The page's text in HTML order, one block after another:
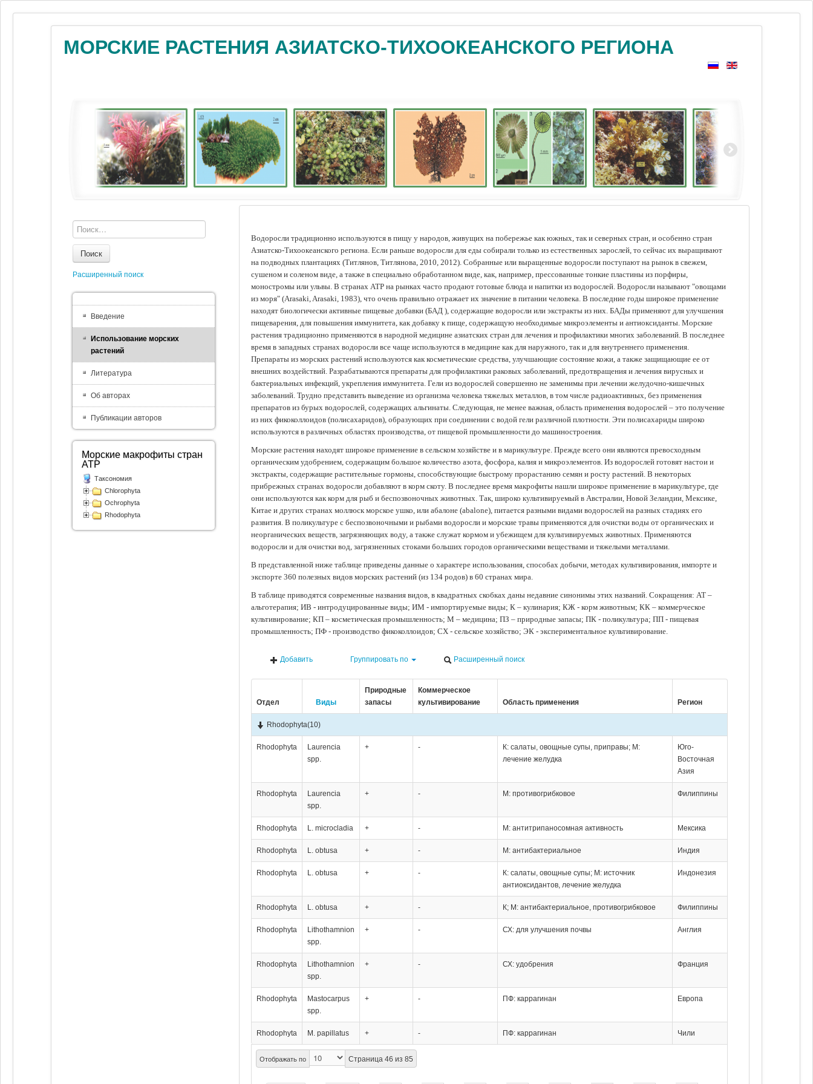
МОРСКИЕ РАСТЕНИЯ АЗИАТСКО-ТИХООКЕАНСКОГО РЕГИОНА
Водоросли традиционно используются в пищу у народов, живущих на побережье как южных, так и северных стран, и особенно стран
Азиатско-Тихоокеанского региона. Если раньше водоросли для еды собирали только из естественных зарослей, то сейчас их выращивают
на подводных плантациях (Tитлянов, Титлянова, 2010, 2012). Собранные или выращенные водоросли поступают на рынок в свежем,
сушеном и соленом виде, а также в специально обработанном виде, как, например, прессованные тонкие пластины из порфиры,
моностромы или ульвы. В странах АТР на рынках часто продают готовые блюда и напитки из водорослей. Водоросли называют "овощами
из моря" (Arasaki, Arasaki, 1983), что очень правильно отражает их значение в питании человека. В последние годы широкое применение
находят биологически активные пищевые добавки (БАД ), содержащие водоросли или экстракты из них. БАДы применяют для улучшения
пищеварения, для повышения иммунитета, как добавку к пище, содержащую необходимые микроэлементы и антиоксиданты. Морские
растения традиционно применяются в народной медицине азиатских стран для лечения и профилактики многих заболеваний. В последнее
время в западных странах водоросли все чаще используются в медицине как для наружного, так и для внутреннего применения.
Препараты из морских растений используются как косметические средства, улучшающие состояние кожи, а также защищающие ее от
внешних воздействий. Разрабатываются препараты для профилактики раковых заболеваний, предотвращения и лечения вирусных и
бактериальных инфекций, укрепления иммунитета. Гели из водорослей совершенно не заменимы при лечении желудочно-кишечных
заболеваний. Трудно представить выведение из организма человека тяжелых металлов, в том числе радиоактивных, без применения
препаратов из бурых водорослей, содержащих альгинаты. Следующая, не менее важная, область применения водорослей – это получение
из них фикоколлоидов (полисахаридов), образующих при соединении с водой гели различной плотности. Эти полисахариды широко
используются в различных областях производства, от пищевой промышленности до машиностроения.
Морские растения находят широкое применение в сельском хозяйстве и в марикультуре. Прежде всего они являются превосходным
органическим удобрением, содержащим большое количество азота, фосфора, калия и микроэлементов. Из водорослей готовят настои и
экстракты, содержащие растительные гормоны, способствующие быстрому прорастанию семян и росту растений. В некоторых
прибрежных странах водоросли добавляют в корм скоту. В последнее время макрофиты нашли широкое применение в марикультуре, где
они используются как корм для рыб и беспозвоночных животных. Так, широко культивируемый в Австралии, Новой Зеландии, Мексике,
Китае и других странах моллюск морское ушко, или абалоне (abalone), питается разными видами водорослей на разных стадиях его
развития. В поликультуре с беспозвоночными и рыбами водоросли и морские травы применяются для очистки воды от органических и
неорганических веществ, загрязняющих воду, а также служат кормом и убежищем для культивируемых животных. Применяются
водоросли и для очистки вод, загрязненных стоками больших городов органическими веществами и тяжелыми металлами.
В представленной ниже таблице приведены данные о характере использования, способах добычи, методах культивирования, импорте и
экспорте 360 полезных видов морских растений (из 134 родов) в 60 странах мира.
В таблице приводятся современные названия видов, в квадратных скобках даны недавние синонимы этих названий. Сокращения: АТ –
альготерапия; ИВ - интродуцированные виды; ИМ - импортируемые виды; К – кулинария; КЖ - корм животным; КК – коммерческое
культивирование; КП – косметическая промышленность; М – медицина; ПЗ – природные запасы; ПК - поликультура; ПП - пищевая
промышленность; ПФ - производство фикоколлоидов; СХ - сельское хозяйство; ЭК - экспериментальное культивирование.
Добавить Группировать по Расширенный поиск
Отдел Виды
Природные
запасы
Коммерческое
культивирование
Область применения Регион
Отображать по Страница 46 из 85
Rhodophyta(10)
Rhodophyta
Laurencia
spp.
+ -
К: салаты, овощные супы, приправы; М:
лечение желудка
Юго-
Восточная
Азия
Rhodophyta
Laurencia
spp.
+ - М: противогрибковое Филиппины
Rhodophyta L. microcladia + - М: антитрипаносомная активность Мексика
Rhodophyta L. obtusa + - М: антибактериальное Индия
Rhodophyta L. obtusa + -
К: салаты, овощные супы; М: источник
антиоксидантов, лечение желудка
Индонезия
Rhodophyta L. obtusa + - К; М: антибактериальное, противогрибковое Филиппины
Rhodophyta
Lithothamnion
spp.
+ - СХ: для улучшения почвы Англия
Rhodophyta
Lithothamnion
spp.
+ - СХ: удобрения Франция
Rhodophyta
Мastocarpus
spp.
+ - ПФ: каррагинан Европа
Rhodophyta M. papillatus + - ПФ: каррагинан Чили
Поиск
Расширенный поиск
Введение
Использование морских
растений
Литература
Об авторах
Публикации авторов
Морские макрофиты стран
АТР
Таксономия
Chlorophyta
Ochrophyta
Rhodophyta